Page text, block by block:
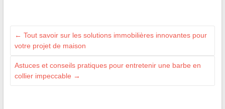
← Tout savoir sur les solutions immobilières innovantes pour
votre projet de maison
Astuces et conseils pratiques pour entretenir une barbe en
collier impeccable →